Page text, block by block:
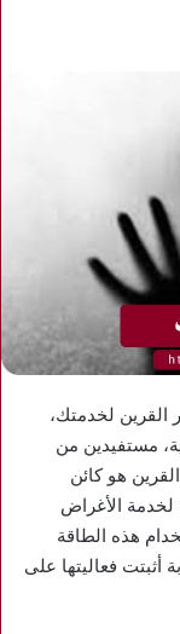
لخدمتك،
مستفيدين من
هو كائن
الأغراض
هذه الطاقة
فعاليتها على